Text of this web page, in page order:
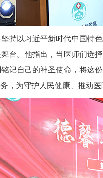
持以习近平新时代中国特
台。他指出，当医师们选
记自己的神圣使命，将这
，为守护人民健康、推动医